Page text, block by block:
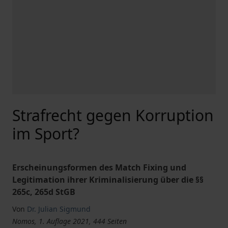
Strafrecht gegen Korruption
im Sport?
Erscheinungsformen des Match Fixing und
Legitimation ihrer Kriminalisierung über die §§
265c, 265d StGB
Von Dr. Julian Sigmund
Nomos, 1. Auflage 2021, 444 Seiten